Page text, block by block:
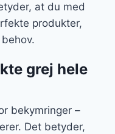
at du med
produkter,
grej hele
bekymringer –
Det betyder,